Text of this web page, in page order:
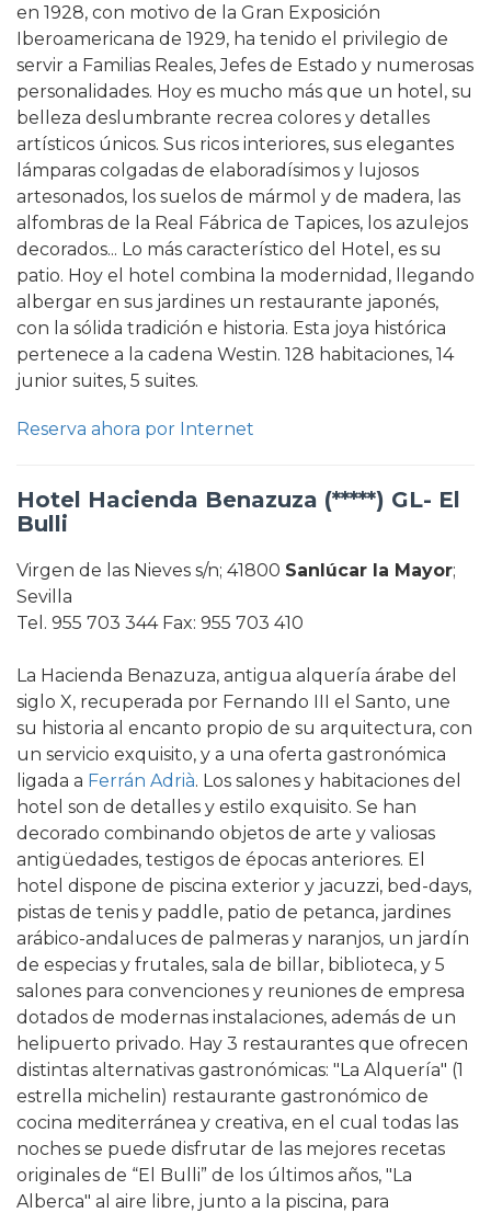
en 1928, con motivo de la Gran Exposición
Iberoamericana de 1929, ha tenido el privilegio de
servir a Familias Reales, Jefes de Estado y numerosas
personalidades. Hoy es mucho más que un hotel, su
belleza deslumbrante recrea colores y detalles
artísticos únicos. Sus ricos interiores, sus elegantes
lámparas colgadas de elaboradísimos y lujosos
artesonados, los suelos de mármol y de madera, las
alfombras de la Real Fábrica de Tapices, los azulejos
decorados... Lo más característico del Hotel, es su
patio. Hoy el hotel combina la modernidad, llegando
albergar en sus jardines un restaurante japonés,
con la sólida tradición e historia. Esta joya histórica
pertenece a la cadena Westin. 128 habitaciones, 14
junior suites, 5 suites.
Reserva ahora por Internet
Hotel Hacienda Benazuza (*****) GL- El
Bulli
Virgen de las Nieves s/n; 41800 Sanlúcar la Mayor;
Sevilla
Tel. 955 703 344 Fax: 955 703 410
La Hacienda Benazuza, antigua alquería árabe del
siglo X, recuperada por Fernando III el Santo, une
su historia al encanto propio de su arquitectura, con
un servicio exquisito, y a una oferta gastronómica
ligada a Ferrán Adrià. Los salones y habitaciones del
hotel son de detalles y estilo exquisito. Se han
decorado combinando objetos de arte y valiosas
antigüedades, testigos de épocas anteriores. El
hotel dispone de piscina exterior y jacuzzi, bed-days,
pistas de tenis y paddle, patio de petanca, jardines
arábico-andaluces de palmeras y naranjos, un jardín
de especias y frutales, sala de billar, biblioteca, y 5
salones para convenciones y reuniones de empresa
dotados de modernas instalaciones, además de un
helipuerto privado. Hay 3 restaurantes que ofrecen
distintas alternativas gastronómicas: "La Alquería" (1
estrella michelin) restaurante gastronómico de
cocina mediterránea y creativa, en el cual todas las
noches se puede disfrutar de las mejores recetas
originales de “El Bulli” de los últimos años, "La
Alberca" al aire libre, junto a la piscina, para